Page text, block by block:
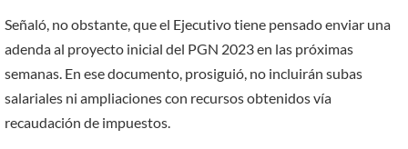
Señaló, no obstante, que el Ejecutivo tiene pensado enviar una
adenda al proyecto inicial del PGN 2023 en las próximas
semanas. En ese documento, prosiguió, no incluirán subas
salariales ni ampliaciones con recursos obtenidos vía
recaudación de impuestos.